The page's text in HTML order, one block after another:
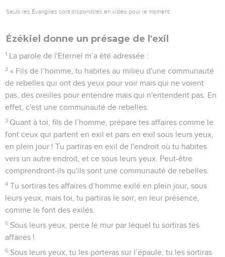
Seuls les Évangiles sont disponibles en vidéo pour le moment.
Ézékiel donne un présage de l'exil
1 La parole de l'Eternel m’a été adressée :
2 « Fils de l’homme, tu habites au milieu d'une communauté
de rebelles qui ont des yeux pour voir mais qui ne voient
pas, des oreilles pour entendre mais qui n'entendent pas. En
effet, c'est une communauté de rebelles.
3 Quant à toi, fils de l’homme, prépare tes affaires comme le
font ceux qui partent en exil et pars en exil sous leurs yeux,
en plein jour ! Tu partiras en exil de l'endroit où tu habites
vers un autre endroit, et ce sous leurs yeux. Peut-être
comprendront-ils qu'ils sont une communauté de rebelles.
4 Tu sortiras tes affaires d’homme exilé en plein jour, sous
leurs yeux, mais toi, tu partiras le soir, en leur présence,
comme le font des exilés.
5 Sous leurs yeux, perce le mur par lequel tu sortiras tes
affaires !
6 Sous leurs yeux, tu les porteras sur l’épaule, tu les sortiras